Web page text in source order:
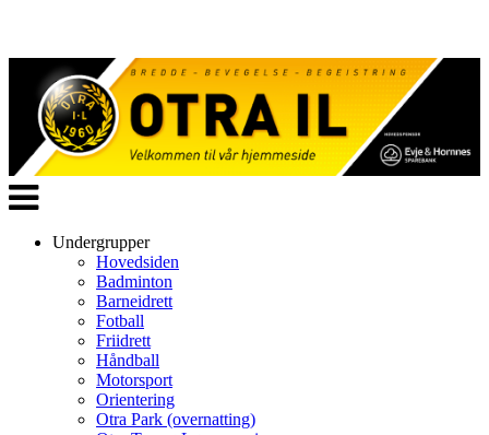
Veksle
navigasjon
Undergrupper
Hovedsiden
Badminton
Barneidrett
Fotball
Friidrett
Håndball
Motorsport
Orientering
Otra Park (overnatting)